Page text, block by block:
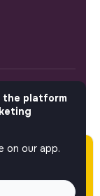
60 days
have
the platform
on our app.